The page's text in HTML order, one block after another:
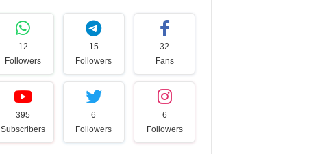
12
Followers
15
Followers
32
Fans
395
Subscribers
6
Followers
6
Followers